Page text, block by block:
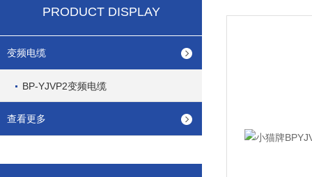
PRODUCT DISPLAY
变频电缆
BP-YJVP2变频电缆
查看更多